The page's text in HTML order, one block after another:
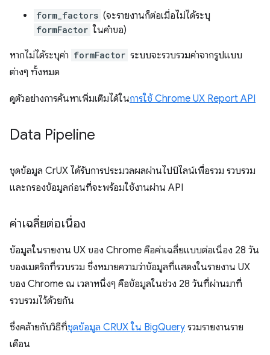
form_factors (จะรายงานก็ต่อเมื่อไม่ได้ระบุ
formFactor ในคำขอ)
หากไม่ได้ระบุค่า formFactor ระบบจะรวบรวมค่าจากรูปแบบ
ต่างๆ ทั้งหมด
ดูตัวอย่างการค้นหาเพิ่มเติมได้ในการใช้ Chrome UX Report API
Data Pipeline
ชุดข้อมูล CrUX ได้รับการประมวลผลผ่านไปป์ไลน์เพื่อรวม รวบรวม
และกรองข้อมูลก่อนที่จะพร้อมใช้งานผ่าน API
ค่าเฉลี่ยต่อเนื่อง
ข้อมูลในรายงาน UX ของ Chrome คือค่าเฉลี่ยแบบต่อเนื่อง 28 วัน
ของเมตริกที่รวบรวม ซึ่งหมายความว่าข้อมูลที่แสดงในรายงาน UX
ของ Chrome ณ เวลาหนึ่งๆ คือข้อมูลในช่วง 28 วันที่ผ่านมาที่
รวบรวมไว้ด้วยกัน
ซึ่งคล้ายกับวิธีที่ชุดข้อมูล CRUX ใน BigQuery รวมรายงานราย
เดือน